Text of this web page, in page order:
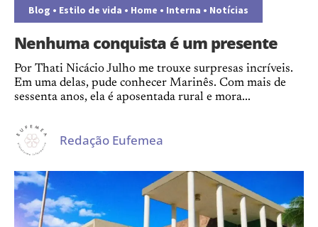
Blog • Estilo de vida • Home • Interna • Notícias
Nenhuma conquista é um presente
Por Thati Nicácio Julho me trouxe surpresas incríveis.
Em uma delas, pude conhecer Marinês. Com mais de
sessenta anos, ela é aposentada rural e mora...
Redação Eufemea